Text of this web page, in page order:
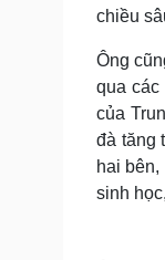
chiều
Ông
qua các
của
đà tăng
hai
sinh